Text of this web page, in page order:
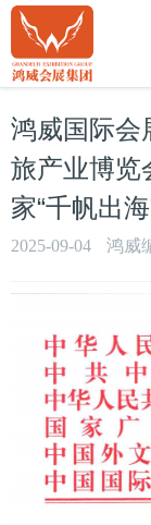
鸿威国际会
旅产业博览
家“千帆出
2025-09-04 鸿威